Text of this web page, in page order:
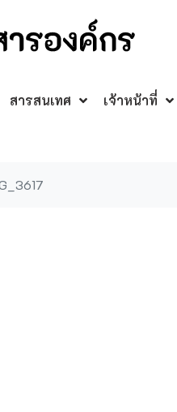
สารสนเทศ เจ้าหน้าที่